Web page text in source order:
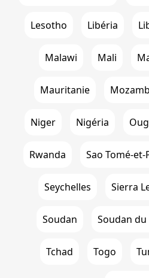
Lesotho Libéria
Malawi Mali
Mauritanie
Niger Nigéria
Rwanda Sao Tomé-
Seychelles Sierra
Soudan Soudan du
Tchad Togo